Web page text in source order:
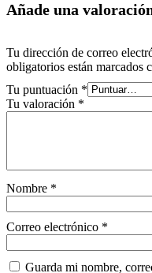
Añade una
Tu dirección de correo
obligatorios están marcados
Tu puntuación *
Tu valoración *
Nombre *
Correo electrónico *
Guarda mi nombre,